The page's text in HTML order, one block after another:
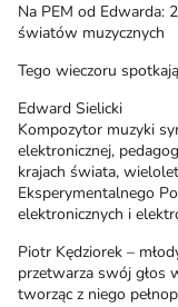
Na PEM od Edwarda:
światów muzycznych
Tego wieczoru
Edward Sielicki
Kompozytor muzyki
elektronicznej,
krajach świata,
Eksperymentalnego
elektronicznych i
Piotr Kędziorek –
przetwarza swój głos
tworząc z niego